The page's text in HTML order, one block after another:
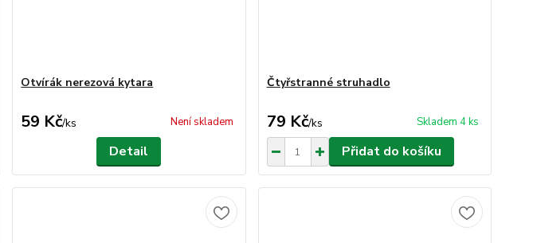
Otvírák nerezová kytara
59 Kč/ks Není skladem
Detail
Čtyřstranné struhadlo
79 Kč/ks Skladem 4 ks
Přidat do košíku